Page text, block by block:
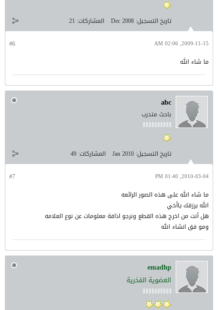
تاريخ التسجيل: Dec 2008 المشاركات: 21
#6 2009-11-15, 02:06 AM
ما شاء الله
abc
باحث متدرب
تاريخ التسجيل: Jan 2010 المشاركات: 49
#7 2010-03-04, 01:40 PM
ما شاء الله على هذه الصور الرائعه
الله يرزقك ياأخي
هل أنت من اخرج هذه القطع ونرجو اذافة معلومات عن نوع العلامه
ومو فق انشاء الله
emadhp
العضوية الفخرية